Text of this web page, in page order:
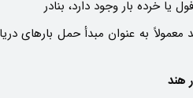
معمولاً به عنوان مبدأ حمل بارهای
هند